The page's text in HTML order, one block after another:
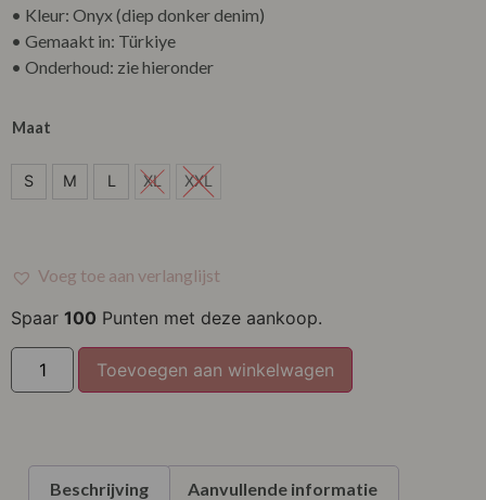
• Kleur: Onyx (diep donker denim)
• Gemaakt in: Türkiye
• Onderhoud: zie hieronder
Maat
S
XXL
S M L XL XXL
Voeg toe aan verlanglijst
Spaar 100 Punten met deze aankoop.
Toevoegen aan winkelwagen
Beschrijving Aanvullende informatie